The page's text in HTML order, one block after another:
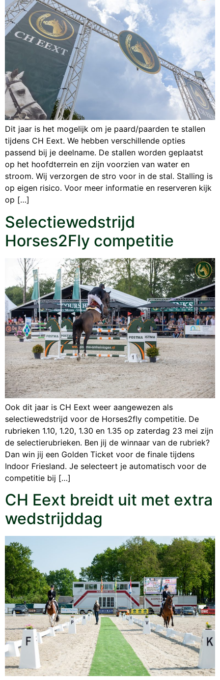
Dit jaar is het mogelijk om je paard/paarden te stallen
tijdens CH Eext. We hebben verschillende opties
passend bij je deelname. De stallen worden geplaatst
op het hoofdterrein en zijn voorzien van water en
stroom. Wij verzorgen de stro voor in de stal. Stalling is
op eigen risico. Voor meer informatie en reserveren kijk
op […]
Selectiewedstrijd
Horses2Fly competitie
Ook dit jaar is CH Eext weer aangewezen als
selectiewedstrijd voor de Horses2fly competitie. De
rubrieken 1.10, 1.20, 1.30 en 1.35 op zaterdag 23 mei zijn
de selectierubrieken. Ben jij de winnaar van de rubriek?
Dan win jij een Golden Ticket voor de finale tijdens
Indoor Friesland. Je selecteert je automatisch voor de
competitie bij […]
CH Eext breidt uit met extra
wedstrijddag